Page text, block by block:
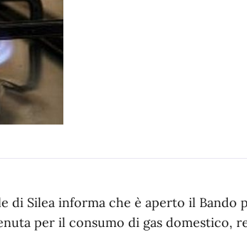
di Silea informa che è aperto il Bando
per il consumo di gas domestico,